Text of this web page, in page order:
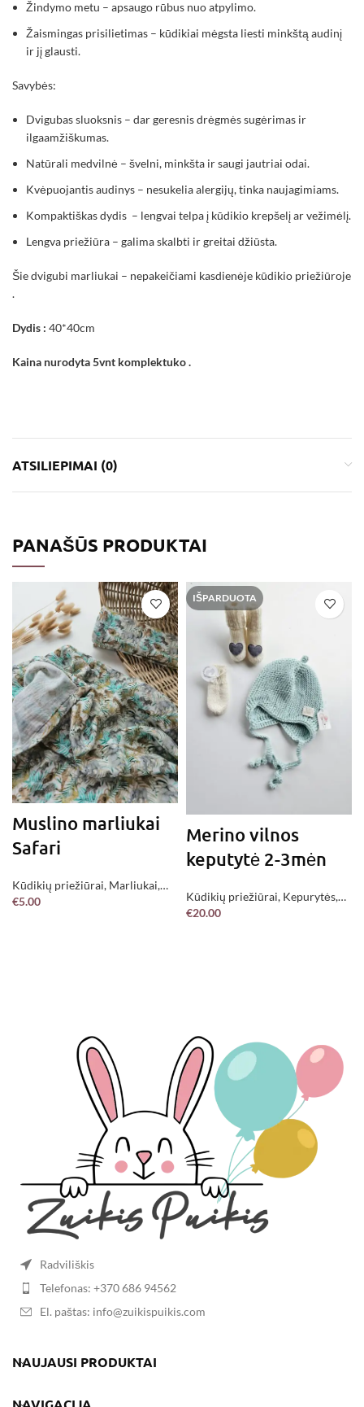
Žindymo metu – apsaugo rūbus nuo atpylimo.
Žaismingas prisilietimas – kūdikiai mėgsta liesti minkštą audinį
ir jį glausti.
Savybės:
Dvigubas sluoksnis – dar geresnis drėgmės sugėrimas ir
ilgaamžiškumas.
Natūrali medvilnė – švelni, minkšta ir saugi jautriai odai.
Kvėpuojantis audinys – nesukelia alergijų, tinka naujagimiams.
Kompaktiškas dydis – lengvai telpa į kūdikio krepšelį ar vežimėlį.
Lengva priežiūra – galima skalbti ir greitai džiūsta.
Šie dvigubi marliukai – nepakeičiami kasdienėje kūdikio priežiūroje
.
Dydis : 40*40cm
Kaina nurodyta 5vnt komplektuko .
ATSILIEPIMAI (0)
PANAŠŪS PRODUKTAI
Muslino marliukai
Safari
Kūdikių priežiūrai, Marliukai,
Jau pagaminta !
€5.00
IŠPARDUOTA
Merino vilnos
keputytė 2-3mėn
Kūdikių priežiūrai, Kepurytės,
Be kategorijos
€20.00
Radviliškis
Telefonas: +370 686 94562
El. paštas: info@zuikispuikis.com
NAUJAUSI PRODUKTAI